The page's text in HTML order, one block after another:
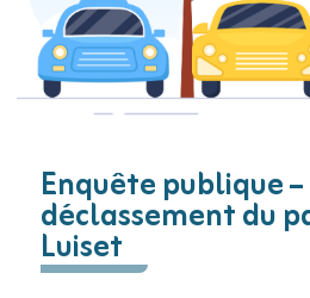
Enquête publique –
déclassement du
Luiset